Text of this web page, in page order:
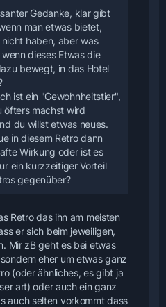
Gedanke, klar gibt
man etwas bietet,
haben, aber was
dieses Etwas die
bewegt, in das Hotel
ist ein "Gewohnheitstier",
öfters machst wird
du willst etwas neues.
in diesem Retro dann
Wirkung oder ist es
ein kurzzeitiger Vorteil
gegenüber?
Retro das ihn am meisten
er sich beim jeweiligen,
Mir zB geht es bei etwas
eher um etwas ganz
(oder ähnliches, es gibt ja
art) oder auch ein ganz
auch selten vorkommt dass